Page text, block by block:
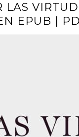
LAS
EPUB |